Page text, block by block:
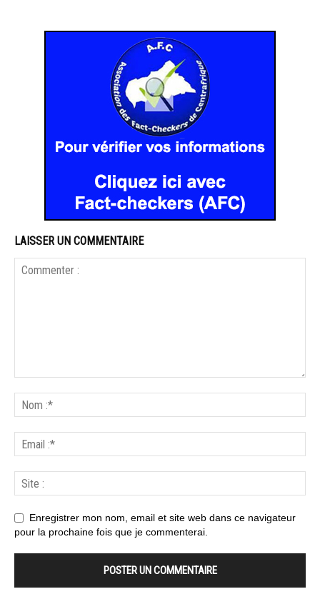
LAISSER UN COMMENTAIRE
Enregistrer mon nom, email et site web dans ce navigateur
pour la prochaine fois que je commenterai.